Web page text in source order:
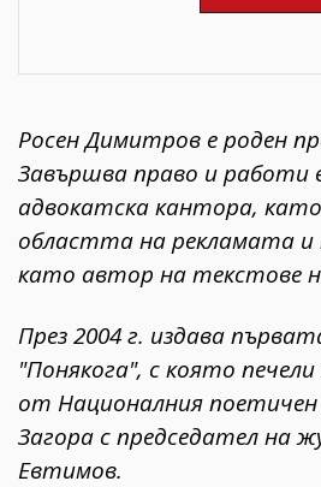
Росен Димитров е роден
Завършва право и работи
адвокатска кантора,
областта на рекламата и
като автор на текстове
През 2004 г. издава
"Понякога", с която
от Националния
Загора с председател на
Евтимов.